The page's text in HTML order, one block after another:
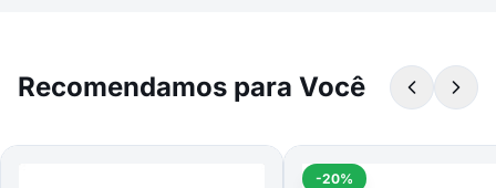
Recomendamos para Você
-20%